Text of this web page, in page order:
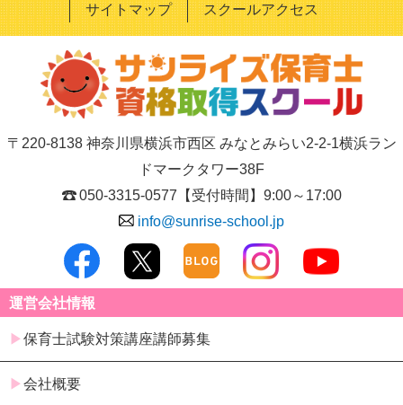
サイトマップ スクールアクセス
〒220-8138 神奈川県横浜市西区 みなとみらい2-2-1横浜ラン
ドマークタワー38F
050-3315-0577 【受付時間】9:00～17:00
info@sunrise-school.jp
運営会社情報
保育士試験対策講座講師募集
会社概要